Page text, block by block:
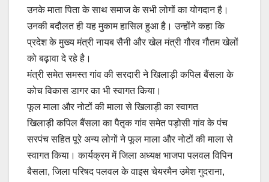
उनके माता पिता के साथ समाज के सभी लोगों का योगदान है।
उनकी बदौलत ही यह मुकाम हासिल हुआ है। उन्होंने कहा कि
प्रदेश के मुख्य मंत्री नायब सैनी और खेल मंत्री गौरव गौतम खेलों
को बढ़ावा दे रहे है।
मंत्री समेत समस्त गांव की सरदारी ने खिलाड़ी कपिल बैंसला के
कोच विकास डागर का भी स्वागत किया।
फूल माला और नोटों की माला से खिलाड़ी का स्वागत
खिलाड़ी कपिल बैंसला का पैतृक गांव समेत पड़ोसी गांव के पंच
सरपंच सहित पूरे अन्य लोगों ने फूल माला और नोटों की माला से
स्वागत किया। कार्यक्रम में जिला अध्यक्ष भाजपा पलवल विपिन
बैसला, जिला परिषद पलवल के वाइस चेयरमैन उमेश गुदराना,